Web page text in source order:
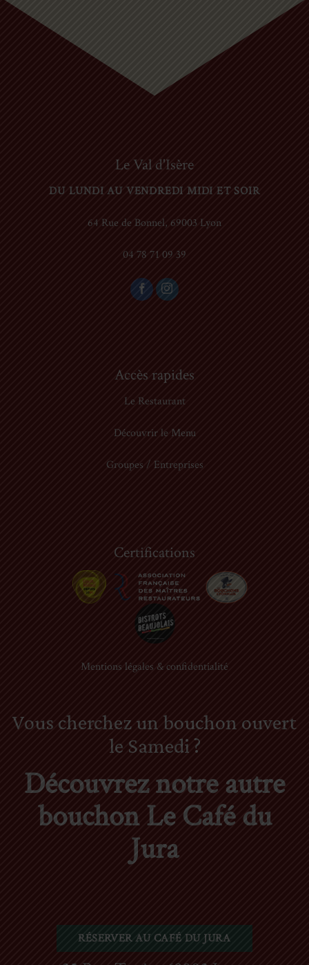
Le Val d'Isère
DU LUNDI AU VENDREDI MIDI ET SOIR
64 Rue de Bonnel, 69003 Lyon
04 78 71 09 39
Accès rapides
Le Restaurant
Découvrir le Menu
Groupes / Entreprises
Certifications
Mentions légales & confidentialité
Vous cherchez un bouchon ouvert
le Samedi ?
Découvrez notre autre
bouchon Le Café du
Jura
RÉSERVER AU CAFÉ DU JURA